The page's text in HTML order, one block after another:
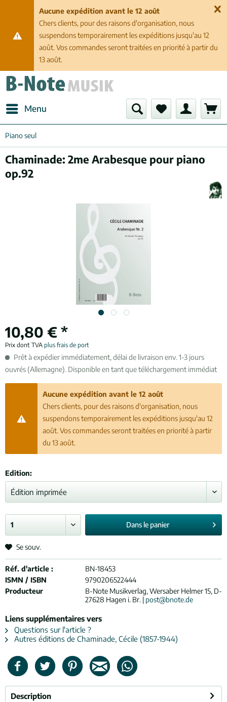
Aucune expédition avant le 12 août
Chers clients, pour des raisons d'organisation, nous
suspendons temporairement les expéditions jusqu'au 12
août. Vos commandes seront traitées en priorité à partir du
13 août.
Menu
Piano seul
Chaminade: 2me Arabesque pour piano
op.92
10,80 € *
Prix dont TVA plus frais de port
Prêt à expédier immédiatement, délai de livraison env. 1-3 jours
ouvrés (Allemagne). Disponible en tant que téléchargement immédiat
Aucune expédition avant le 12 août
Chers clients, pour des raisons d'organisation, nous
suspendons temporairement les expéditions jusqu'au 12
août. Vos commandes seront traitées en priorité à partir
du 13 août.
Edition:
Dans le panier
Se souv.
Réf. d'article :
BN-18453
ISMN / ISBN
9790206522444
Producteur
B-Note Musikverlag, Wersaber Helmer 15, D-
27628 Hagen i. Br. | post@bnote.de
Liens supplémentaires vers
Questions sur l'article ?
Autres éditions de Chaminade, Cécile (1857-1944)
Description